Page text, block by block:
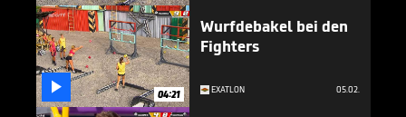
 04:21
Wurfdebakel bei den
Fighters
EXATLON 05.02.